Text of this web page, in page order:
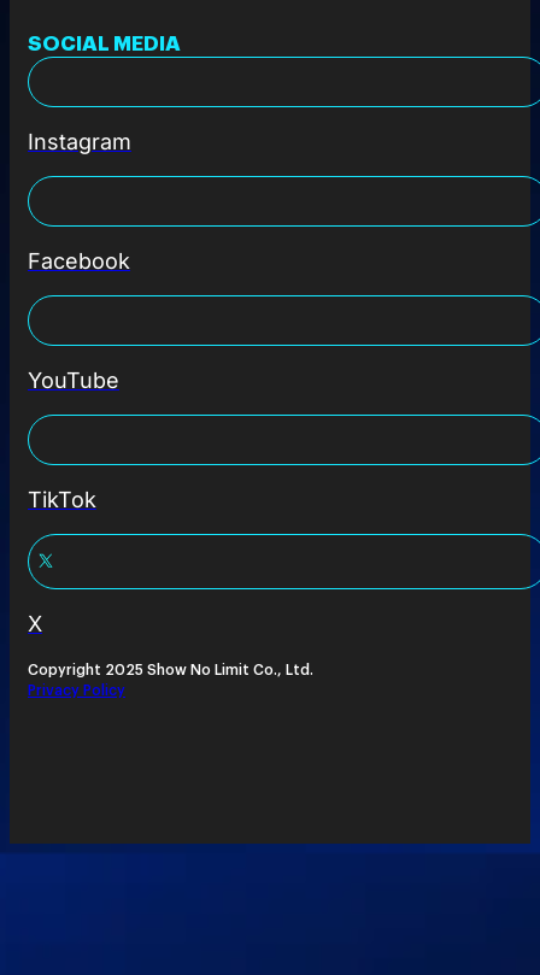
SOCIAL MEDIA
Instagram
Facebook
YouTube
TikTok
X
Copyright 2025 Show No Limit Co., Ltd.
Privacy Policy